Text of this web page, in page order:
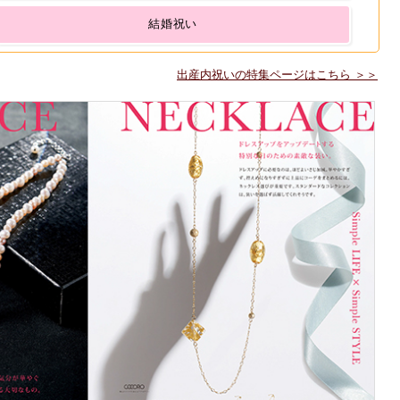
結婚祝い
出産内祝いの特集ページはこちら ＞＞